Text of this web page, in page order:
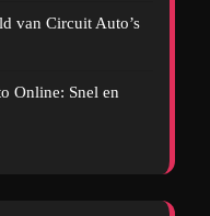
van Circuit Auto’s
Online: Snel en